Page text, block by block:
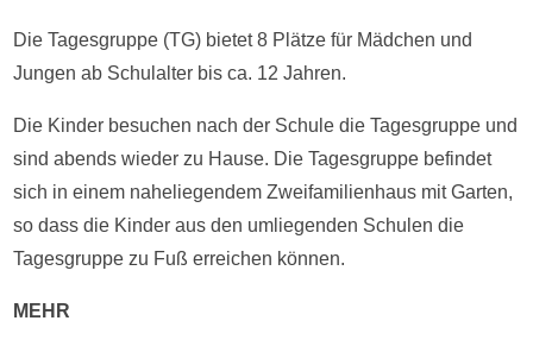
Die Tagesgruppe (TG) bietet 8 Plätze für Mädchen und
Jungen ab Schulalter bis ca. 12 Jahren.
Die Kinder besuchen nach der Schule die Tagesgruppe und
sind abends wieder zu Hause. Die Tagesgruppe befindet
sich in einem naheliegendem Zweifamilienhaus mit Garten,
so dass die Kinder aus den umliegenden Schulen die
Tagesgruppe zu Fuß erreichen können.
MEHR